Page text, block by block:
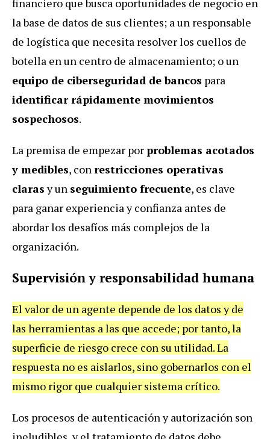
financiero que busca oportunidades de negocio en
la base de datos de sus clientes; a un responsable
de logística que necesita resolver los cuellos de
botella en un centro de almacenamiento; o un
equipo de ciberseguridad de bancos para
identificar rápidamente movimientos
sospechosos.
La premisa de empezar porproblemas acotados
y medibles, conrestricciones operativas
clarasy un seguimiento frecuente, es clave
para ganar experiencia y confianza antes de
abordar los desafíos más complejos de la
organización.
Supervisión y responsabilidad humana
El valor de un agente depende de los datos y de
las herramientas a las que accede; por tanto, la
superficie de riesgo crece con su utilidad. La
respuesta no es aislarlos, sino gobernarlos con el
mismo rigor que cualquier sistema crítico.
Los procesos de autenticación y autorización son